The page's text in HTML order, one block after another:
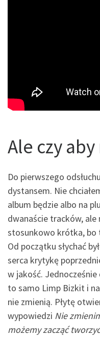
Ale czy
Do pierwszego
dystansem. Nie
album będzie albo na
dwanaście tracków,
stosunkowo krótka, bo
Od początku słychać
serca krytykę
w jakość. Jednocześnie
to samo Limp Bizkit i
nie zmienią. Płytę
wypowiedzi Nie
możemy zacząć